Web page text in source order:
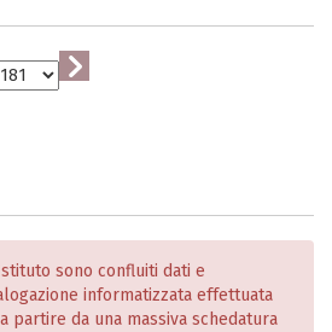
sono confluiti dati e
informatizzata effettuata
partire da una massiva schedatura